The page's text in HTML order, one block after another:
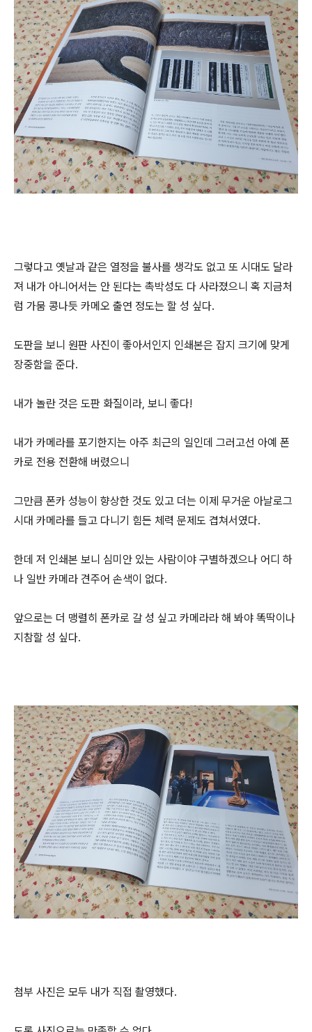
그렇다고 옛날과 같은 열정을 불사를 생각도 없고 또 시대도 달라
져 내가 아니어서는 안 된다는 촉박성도 다 사라졌으니 혹 지금처
럼 가뭄 콩나듯 카메오 출연 정도는 할 성 싶다.
도판을 보니 원판 사진이 좋아서인지 인쇄본은 잡지 크기에 맞게
장중함을 준다.
내가 놀란 것은 도판 화질이라, 보니 좋다!
내가 카메라를 포기한지는 아주 최근의 일인데 그러고선 아예 폰
카로 전용 전환해 버렸으니
그만큼 폰카 성능이 향상한 것도 있고 더는 이제 무거운 아날로그
시대 카메라를 들고 다니기 힘든 체력 문제도 겹쳐서였다.
한데 저 인쇄본 보니 심미안 있는 사람이야 구별하겠으나 어디 하
나 일반 카메라 견주어 손색이 없다.
앞으로는 더 맹렬히 폰카로 갈 성 싶고 카메라라 해 봐야 똑딱이나
지참할 성 싶다.
첨부 사진은 모두 내가 직접 촬영했다.